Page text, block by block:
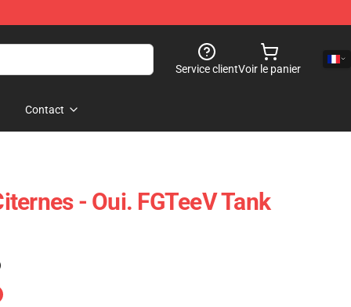
Service clientVoir le panier
Contact
- Oui. FGTeeV Tank